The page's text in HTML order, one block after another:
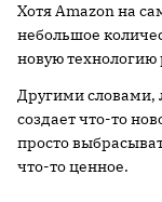
Хотя Amazon на
небольшое
новую технологию
Другими словами,
создает что-то
просто
что-то ценное.